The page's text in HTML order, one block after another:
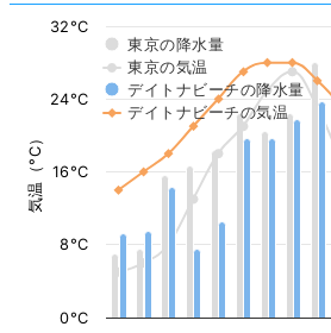
気温（°C）
東京の降水量
東京の気温
デイトナビーチの降水量
デイトナビーチの気温
0°C
8°C
16°C
24°C
32°C